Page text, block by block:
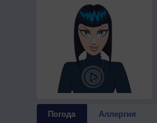
Погода Аллергия